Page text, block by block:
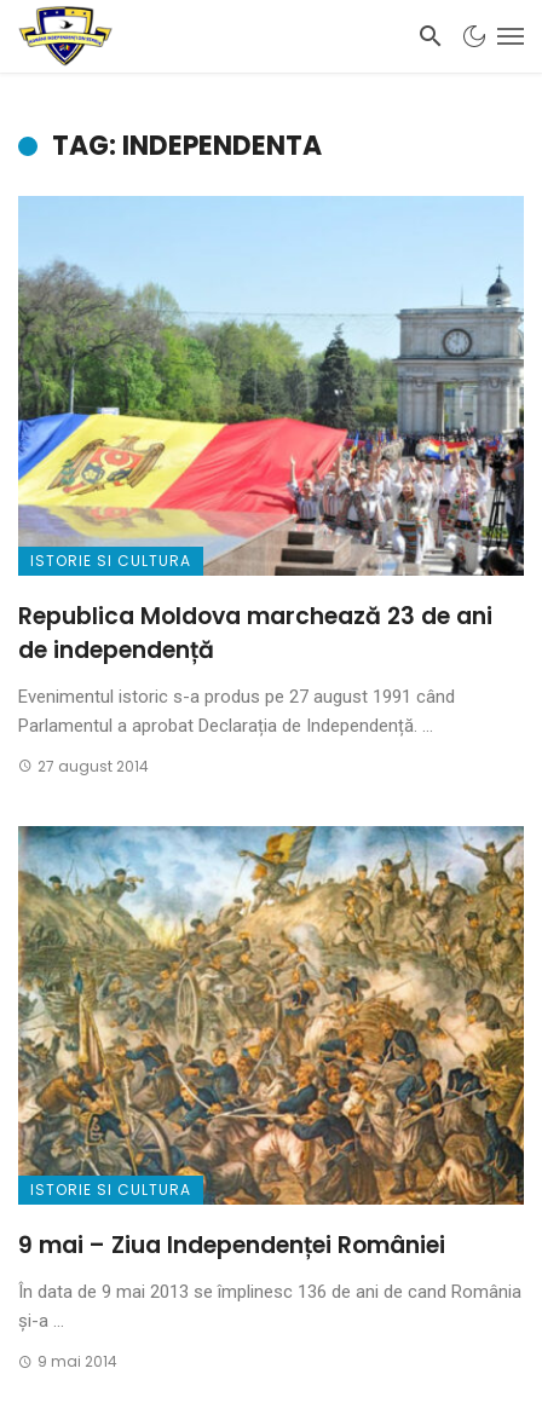
TAG: INDEPENDENTA
ISTORIE SI CULTURA
Republica Moldova marchează 23 de ani
de independență
Evenimentul istoric s-a produs pe 27 august 1991 când
Parlamentul a aprobat Declarația de Independență. ...
27 august 2014
ISTORIE SI CULTURA
9 mai – Ziua Independenței României
În data de 9 mai 2013 se împlinesc 136 de ani de cand România
și-a ...
9 mai 2014